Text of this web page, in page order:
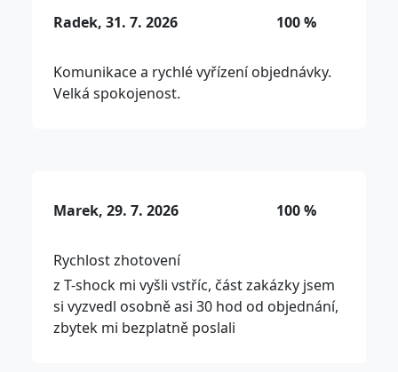
Radek, 31. 7. 2026 100 %
Komunikace a rychlé vyřízení objednávky.
Velká spokojenost.
Marek, 29. 7. 2026 100 %
Rychlost zhotovení
z T-shock mi vyšli vstříc, část zakázky jsem
si vyzvedl osobně asi 30 hod od objednání,
zbytek mi bezplatně poslali